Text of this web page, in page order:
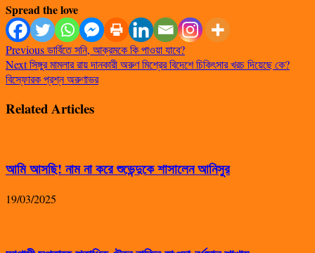
Spread the love
Previous‌ডার্বিতে সনি, আক্রমকে কি পাওয়া যাবে?‌
Nextসিঙ্গুর মামলার রায় দানকারী অরুণ মিশ্রের বিদেশে চিকিৎসার খরচ দিয়েছে কে?
বিস্ফোরক প্রশ্ন অরুণাভর
Related Articles
আমি আসছি! নাম না করে শুভেন্দুকে শাসালেন আনিসুর
19/03/2025